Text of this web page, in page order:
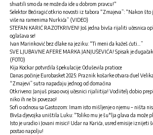
shvatili smo da ne može da ide u dobrom pravcu!“
Selektor Bećiragić otkrio novosti iz tabora “Zmajeva”: “Nakon što
više na ramenima Nurkića” (VIDEO)
STEFAN KARIĆ RAZOTKRIVEN! Još jedna bivša rijaliti učesnica
oglašava se!
Ivan Marinković bez dlake na jeziku: “Ti meni da kažeš ćuti…”
SVE LJUBAVNE AFERE MARKA JANJUŠEVIĆA! Spisak je
(FOTO)
Kija Kockar potvrdila špekulacije: Oduševila pratioce
Danas počinje Eurobasket 2025: Praznik košarke otvara duel
“Zmajevi” sutra napadaju jednog od domaćina
Otkriveno: Janjuš pisao ovoj učesnici rijaliitija! Vodiitelj dobio
niko ih ne bi povezao!
Sofi o odnosu sa Gastozom: Imam isto mišljenje o njemu – ništa
Bivša djevojka uništila Luku: “Toliko mu je šu*lja glava da može
Isto je uradio i Jovani misici! Udar na Karića, usred emisije
postao napolju!